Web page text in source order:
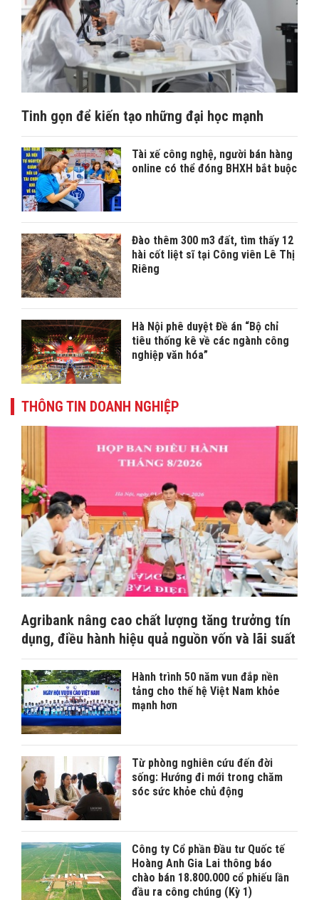
Tinh gọn để kiến tạo những đại học mạnh
Tài xế công nghệ, người bán hàng
online có thể đóng BHXH bắt buộc
Đào thêm 300 m3 đất, tìm thấy 12
hài cốt liệt sĩ tại Công viên Lê Thị
Riêng
Hà Nội phê duyệt Đề án “Bộ chỉ
tiêu thống kê về các ngành công
nghiệp văn hóa”
THÔNG TIN DOANH NGHIỆP
Agribank nâng cao chất lượng tăng trưởng tín
dụng, điều hành hiệu quả nguồn vốn và lãi suất
Hành trình 50 năm vun đắp nền
tảng cho thế hệ Việt Nam khỏe
mạnh hơn
Từ phòng nghiên cứu đến đời
sống: Hướng đi mới trong chăm
sóc sức khỏe chủ động
Công ty Cổ phần Đầu tư Quốc tế
Hoàng Anh Gia Lai thông báo
chào bán 18.800.000 cổ phiếu lần
đầu ra công chúng (Kỳ 1)